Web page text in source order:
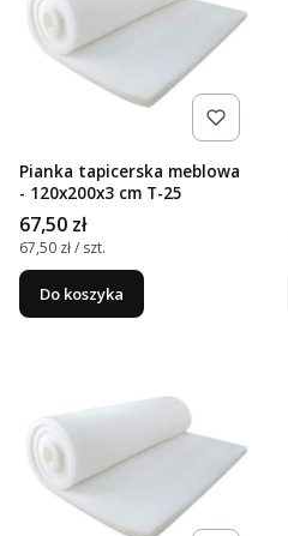
Pianka tapicerska meblowa
- 120x200x3 cm T-25
Cena
67,50 zł
Cena jednostkowa
67,50 zł / szt.
Do koszyka